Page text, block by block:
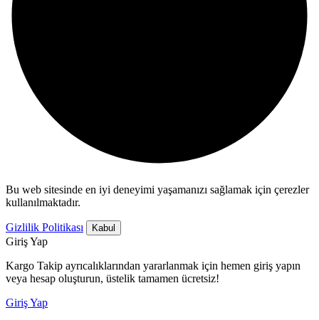
Bu web sitesinde en iyi deneyimi yaşamanızı sağlamak için çerezler
kullanılmaktadır.
Gizlilik Politikası Kabul
Giriş Yap
Kargo Takip ayrıcalıklarından yararlanmak için hemen giriş yapın
veya hesap oluşturun, üstelik tamamen ücretsiz!
Giriş Yap